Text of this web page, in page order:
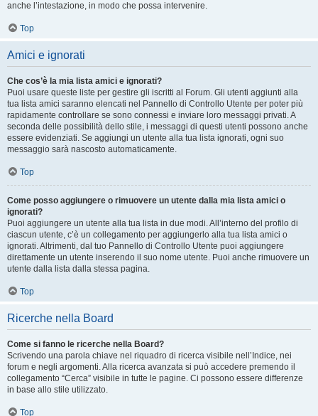
anche l’intestazione, in modo che possa intervenire.
Top
Amici e ignorati
Che cos’è la mia lista amici e ignorati?
Puoi usare queste liste per gestire gli iscritti al Forum. Gli utenti aggiunti alla
tua lista amici saranno elencati nel Pannello di Controllo Utente per poter più
rapidamente controllare se sono connessi e inviare loro messaggi privati. A
seconda delle possibilità dello stile, i messaggi di questi utenti possono anche
essere evidenziati. Se aggiungi un utente alla tua lista ignorati, ogni suo
messaggio sarà nascosto automaticamente.
Top
Come posso aggiungere o rimuovere un utente dalla mia lista amici o
ignorati?
Puoi aggiungere un utente alla tua lista in due modi. All’interno del profilo di
ciascun utente, c’è un collegamento per aggiungerlo alla tua lista amici o
ignorati. Altrimenti, dal tuo Pannello di Controllo Utente puoi aggiungere
direttamente un utente inserendo il suo nome utente. Puoi anche rimuovere un
utente dalla lista dalla stessa pagina.
Top
Ricerche nella Board
Come si fanno le ricerche nella Board?
Scrivendo una parola chiave nel riquadro di ricerca visibile nell’Indice, nei
forum e negli argomenti. Alla ricerca avanzata si può accedere premendo il
collegamento “Cerca” visibile in tutte le pagine. Ci possono essere differenze
in base allo stile utilizzato.
Top